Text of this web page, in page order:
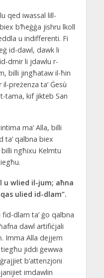
qed iwassal lill-
b’ħeġġa jishru lkoll
u indifferenti. Fi
id-dawl, dawk li
dmir li jdawlu r-
billi jingħataw il-ħin
preżenza ta’ Ġesù
tama, kif jikteb San
ma’ Alla, billi
ta’ qalbna biex
ngħixu Kelmtu
u wlied il-jum; aħna
ulied id-dlam”.
dlam ta’ ġo qalbna
dawl artifiċjali
Imma Alla dejjem
jiddi ġewwa
b’attenzjoni
imdawlin